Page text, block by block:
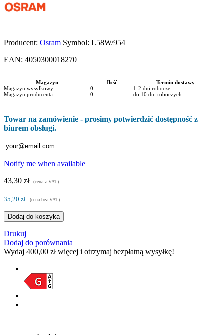
Producent: Osram Symbol: L58W/954
EAN: 4050300018270
Magazyn Ilość
Termin dostawy
Magazyn wysyłkowy
0
1-2 dni robocze
Magazyn producenta
0 do 10 dni roboczych
Towar na zamówienie - prosimy potwierdzić dostępność z
biurem obsługi.
Notify me when available
43,30 zł
(cena z VAT)
35,20 zł (cena bez VAT)
Dodaj do koszyka
Drukuj
Dodaj do porównania
Wydaj 400,00 złwięcej i otrzymaj bezpłatną wysyłkę!